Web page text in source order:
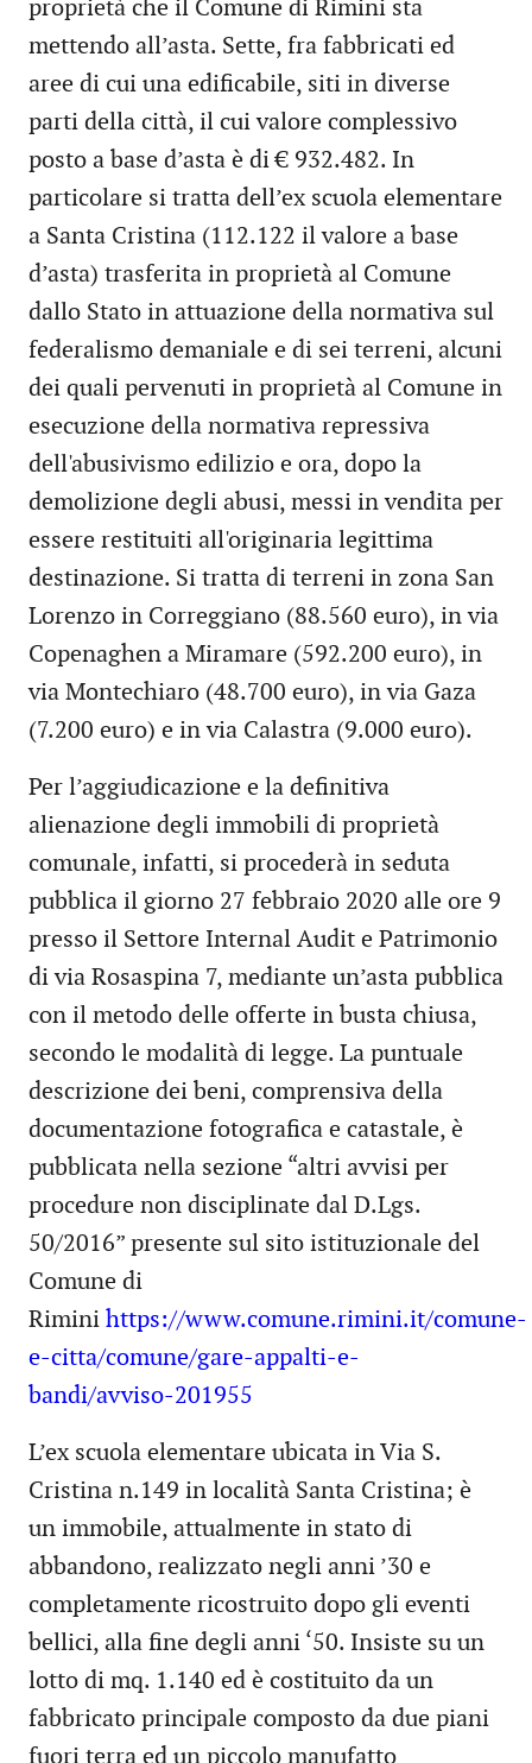
proprietà che il Comune di Rimini sta
mettendo all’asta. Sette, fra fabbricati ed
aree di cui una edificabile, siti in diverse
parti della città, il cui valore complessivo
posto a base d’asta è di € 932.482. In
particolare si tratta dell’ex scuola elementare
a Santa Cristina (112.122 il valore a base
d’asta) trasferita in proprietà al Comune
dallo Stato in attuazione della normativa sul
federalismo demaniale e di sei terreni, alcuni
dei quali pervenuti in proprietà al Comune in
esecuzione della normativa repressiva
dell'abusivismo edilizio e ora, dopo la
demolizione degli abusi, messi in vendita per
essere restituiti all'originaria legittima
destinazione. Si tratta di terreni in zona San
Lorenzo in Correggiano (88.560 euro), in via
Copenaghen a Miramare (592.200 euro), in
via Montechiaro (48.700 euro), in via Gaza
(7.200 euro) e in via Calastra (9.000 euro).
Per l’aggiudicazione e la definitiva
alienazione degli immobili di proprietà
comunale, infatti, si procederà in seduta
pubblica il giorno 27 febbraio 2020 alle ore 9
presso il Settore Internal Audit e Patrimonio
di via Rosaspina 7, mediante un’asta pubblica
con il metodo delle offerte in busta chiusa,
secondo le modalità di legge. La puntuale
descrizione dei beni, comprensiva della
documentazione fotografica e catastale, è
pubblicata nella sezione “altri avvisi per
procedure non disciplinate dal D.Lgs.
50/2016” presente sul sito istituzionale del
Comune di
Rimini https://www.comune.rimini.it/comune-
e-citta/comune/gare-appalti-e-
bandi/avviso-201955
L’ex scuola elementare ubicata in Via S.
Cristina n.149 in località Santa Cristina; è
un immobile, attualmente in stato di
abbandono, realizzato negli anni ’30 e
completamente ricostruito dopo gli eventi
bellici, alla fine degli anni ‘50. Insiste su un
lotto di mq. 1.140 ed è costituito da un
fabbricato principale composto da due piani